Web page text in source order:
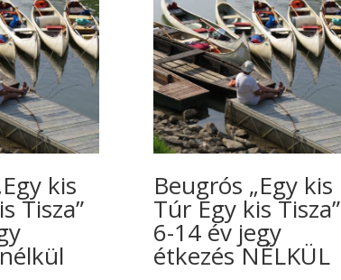
kis
Tisza”
Beugrós „Egy kis
Túr Egy kis Tisza”
6-14 év jegy
étkezés NÉLKÜL